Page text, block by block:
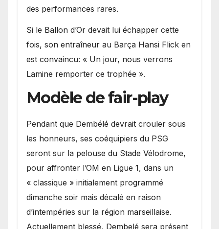
des performances rares.
Si le Ballon d’Or devait lui échapper cette
fois, son entraîneur au Barça Hansi Flick en
est convaincu: « Un jour, nous verrons
Lamine remporter ce trophée ».
Modèle de fair-play
Pendant que Dembélé devrait crouler sous
les honneurs, ses coéquipiers du PSG
seront sur la pelouse du Stade Vélodrome,
pour affronter l’OM en Ligue 1, dans un
« classique » initialement programmé
dimanche soir mais décalé en raison
d’intempéries sur la région marseillaise.
Actuellement blessé, Dembelé sera présent